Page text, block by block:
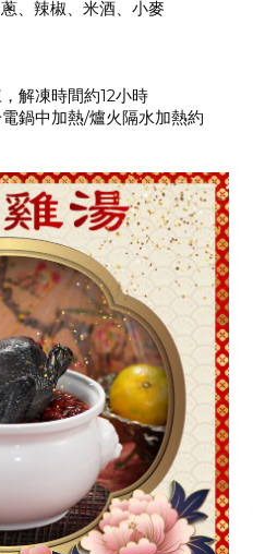
、辣椒、米酒、小麥
解凍時間約12小時
鍋中加熱/爐火隔水加熱約